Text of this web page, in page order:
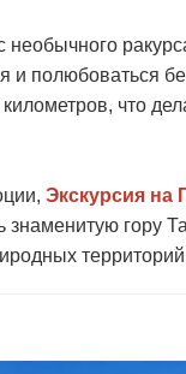
необычного
и полюбоваться
что
Экскурсия на
знаменитую гору